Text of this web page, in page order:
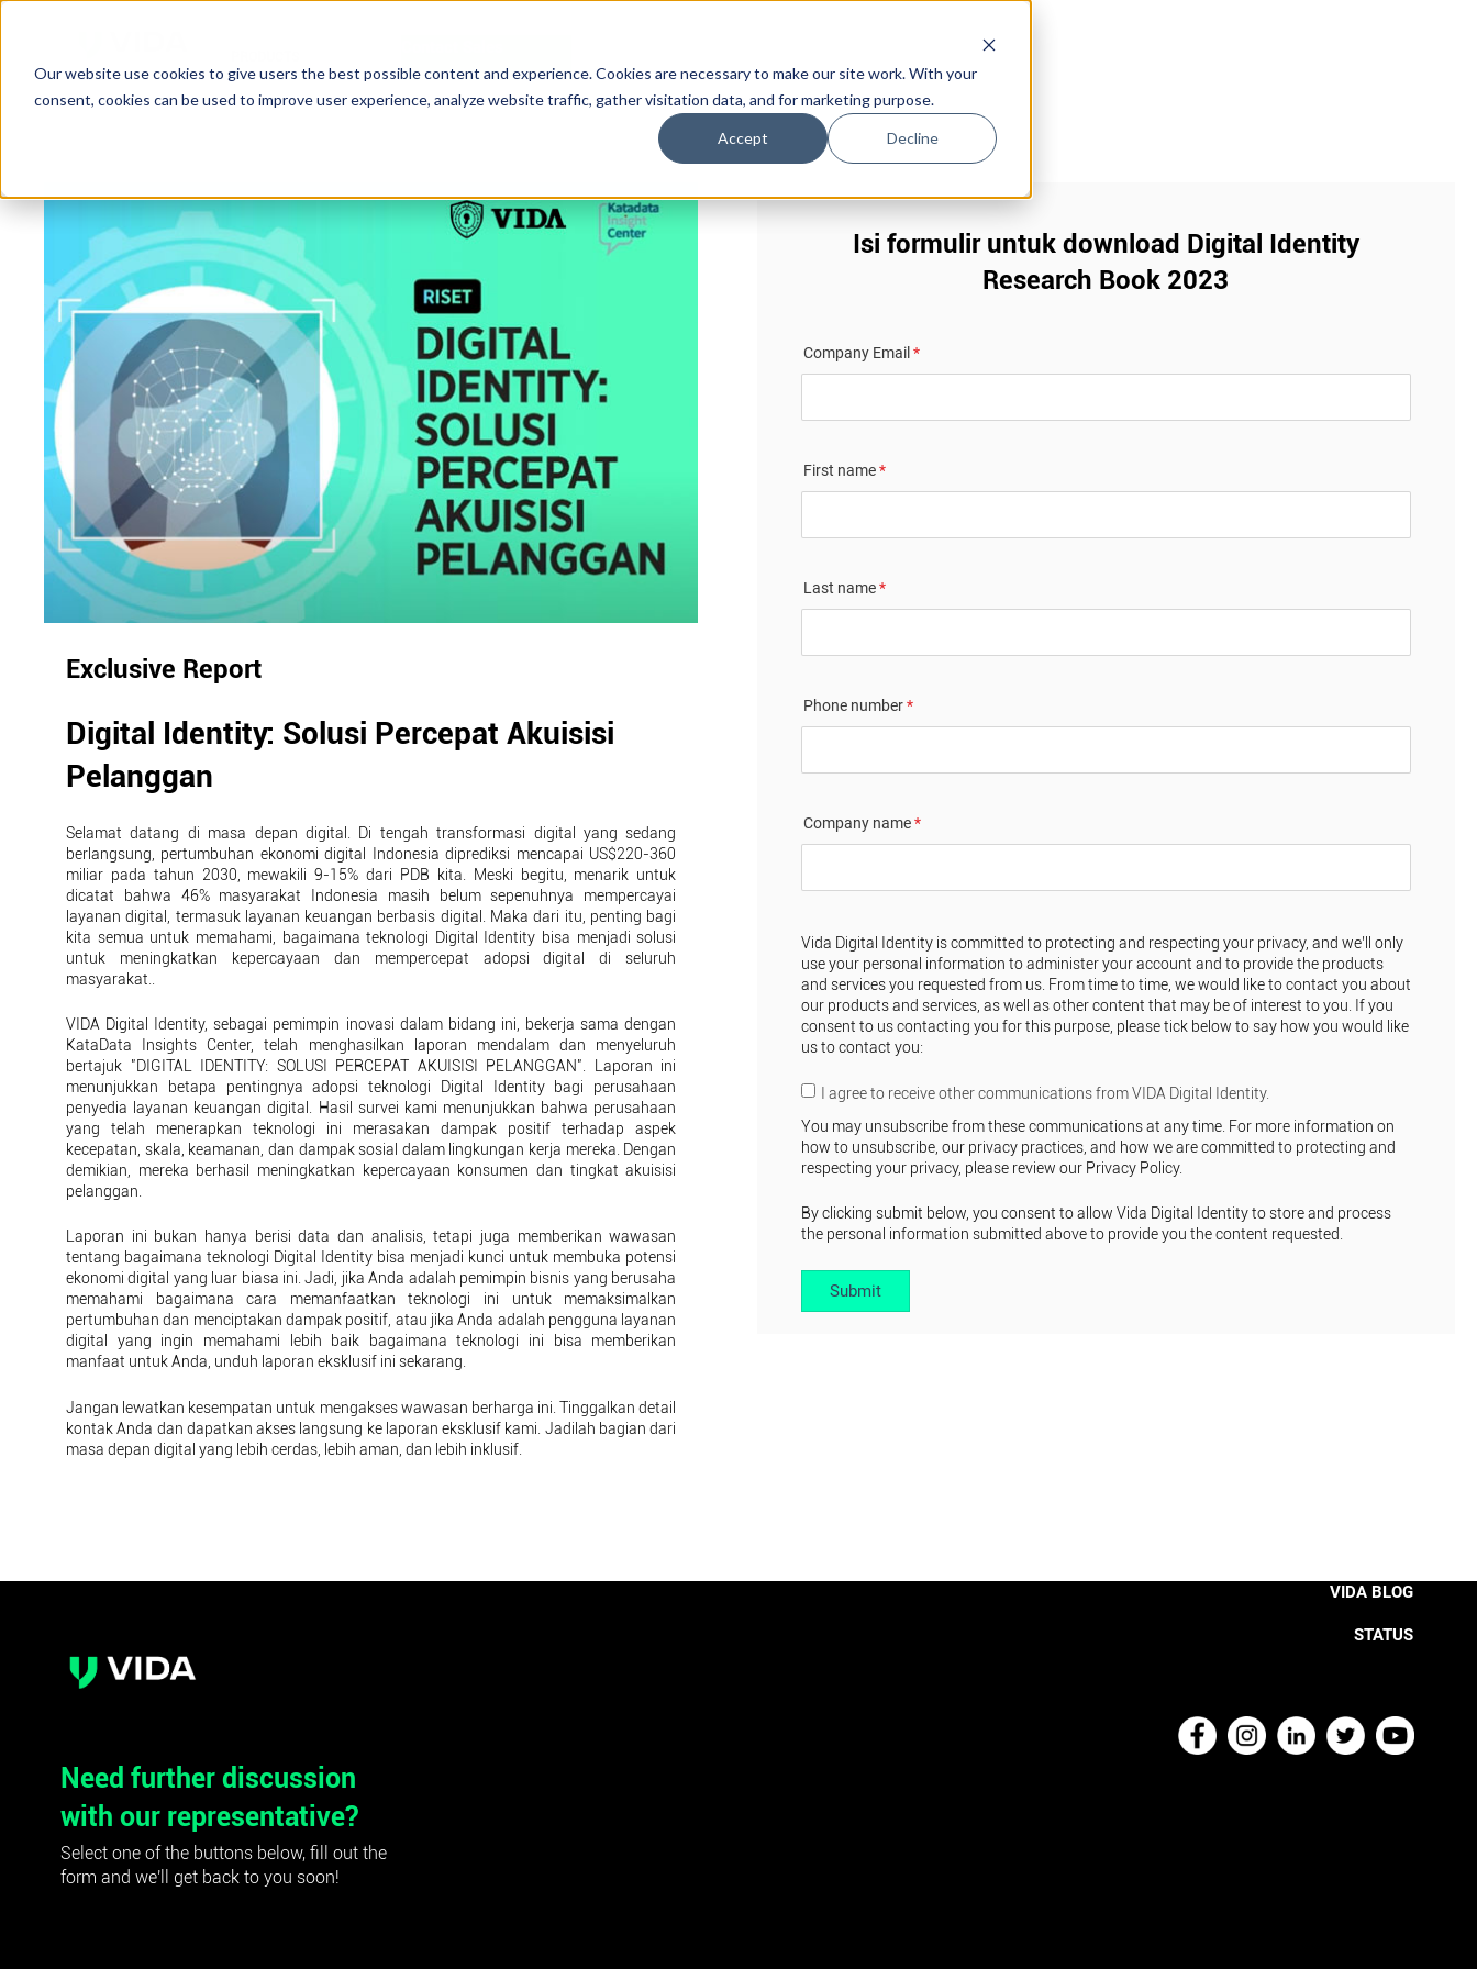
Our website use cookies to give users the best possible content and experience. Cookies are necessary to make our site work. With your
consent, cookies can be used to improve user experience, analyze website traffic, gather visitation data, and for marketing purpose.
Accept Decline
Exclusive Report
Digital Identity: Solusi Percepat Akuisisi
Pelanggan
Selamat datang di masa depan digital. Di tengah transformasi digital yang sedang
berlangsung, pertumbuhan ekonomi digital Indonesia diprediksi mencapai US$220-360
miliar pada tahun 2030, mewakili 9-15% dari PDB kita. Meski begitu, menarik untuk
dicatat bahwa 46% masyarakat Indonesia masih belum sepenuhnya mempercayai
layanan digital, termasuk layanan keuangan berbasis digital. Maka dari itu, penting bagi
kita semua untuk memahami, bagaimana teknologi Digital Identity bisa menjadi solusi
untuk meningkatkan kepercayaan dan mempercepat adopsi digital di seluruh
masyarakat..
VIDA Digital Identity, sebagai pemimpin inovasi dalam bidang ini, bekerja sama dengan
KataData Insights Center, telah menghasilkan laporan mendalam dan menyeluruh
bertajuk "DIGITAL IDENTITY: SOLUSI PERCEPAT AKUISISI PELANGGAN". Laporan ini
menunjukkan betapa pentingnya adopsi teknologi Digital Identity bagi perusahaan
penyedia layanan keuangan digital. Hasil survei kami menunjukkan bahwa perusahaan
yang telah menerapkan teknologi ini merasakan dampak positif terhadap aspek
kecepatan, skala, keamanan, dan dampak sosial dalam lingkungan kerja mereka. Dengan
demikian, mereka berhasil meningkatkan kepercayaan konsumen dan tingkat akuisisi
pelanggan.
Laporan ini bukan hanya berisi data dan analisis, tetapi juga memberikan wawasan
tentang bagaimana teknologi Digital Identity bisa menjadi kunci untuk membuka potensi
ekonomi digital yang luar biasa ini. Jadi, jika Anda adalah pemimpin bisnis yang berusaha
memahami bagaimana cara memanfaatkan teknologi ini untuk memaksimalkan
pertumbuhan dan menciptakan dampak positif, atau jika Anda adalah pengguna layanan
digital yang ingin memahami lebih baik bagaimana teknologi ini bisa memberikan
manfaat untuk Anda, unduh laporan eksklusif ini sekarang.
Jangan lewatkan kesempatan untuk mengakses wawasan berharga ini. Tinggalkan detail
kontak Anda dan dapatkan akses langsung ke laporan eksklusif kami. Jadilah bagian dari
masa depan digital yang lebih cerdas, lebih aman, dan lebih inklusif.
Isi formulir untuk download Digital Identity
Research Book 2023
Company Email *
First name *
Last name *
Phone number *
Company name *
Vida Digital Identity is committed to protecting and respecting your privacy, and we’ll only
use your personal information to administer your account and to provide the products
and services you requested from us. From time to time, we would like to contact you about
our products and services, as well as other content that may be of interest to you. If you
consent to us contacting you for this purpose, please tick below to say how you would like
us to contact you:
I agree to receive other communications from VIDA Digital Identity.
You may unsubscribe from these communications at any time. For more information on
how to unsubscribe, our privacy practices, and how we are committed to protecting and
respecting your privacy, please review our Privacy Policy.
By clicking submit below, you consent to allow Vida Digital Identity to store and process
the personal information submitted above to provide you the content requested.
Need further discussion
with our representative?
Select one of the buttons below, fill out the
form and we'll get back to you soon!
VIDA BLOG
STATUS